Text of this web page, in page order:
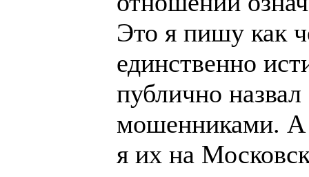
Это я пишу как
единственно
публично
мошенниками. А
я их на